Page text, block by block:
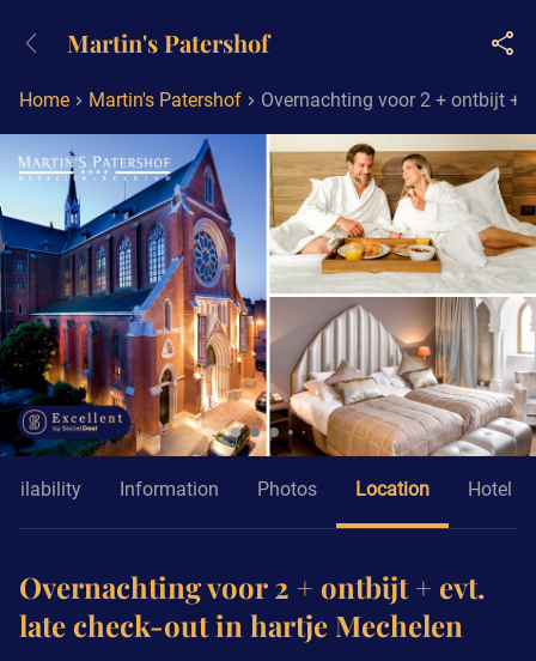
Available until 23:00
Home Martin's Patershof Overnachting voor 2 + ontbijt +
Martin's Patershof
Information Photos Location Hotel
Overnachting voor 2 + ontbijt + evt.
late check-out in hartje Mechelen